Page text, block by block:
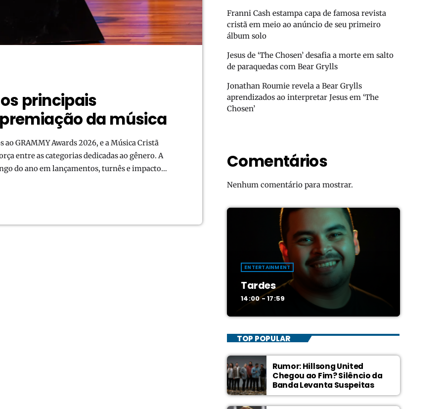
os principais
da música
GRAMMY Awards 2026, e a Música Cristã
entre as categorias dedicadas ao gênero. A
do ano em lançamentos, turnês e impacto
Cristã Contemporânea (Best
Franni Cash estampa capa de famosa revista
cristã em meio ao anúncio de seu primeiro
álbum solo
Jesus de ‘The Chosen’ desafia a morte em salto
de paraquedas com Bear Grylls
Jonathan Roumie revela a Bear Grylls
aprendizados ao interpretar Jesus em ‘The
Chosen’
Comentários
Nenhum comentário para mostrar.
ENTERTAINMENT
Tardes
14:00 - 17:59
TOP POPULAR
Rumor: Hillsong United
Chegou ao Fim? Silêncio da
Banda Levanta Suspeitas